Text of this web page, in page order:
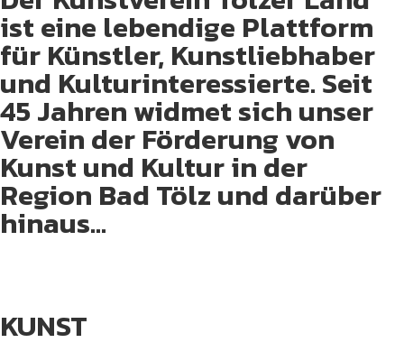
ist eine lebendige Plattform
für Künstler, Kunstliebhaber
und Kulturinteressierte. Seit
45 Jahren widmet sich unser
Verein der Förderung von
Kunst und Kultur in der
Region Bad Tölz und darüber
hinaus...
KUNST